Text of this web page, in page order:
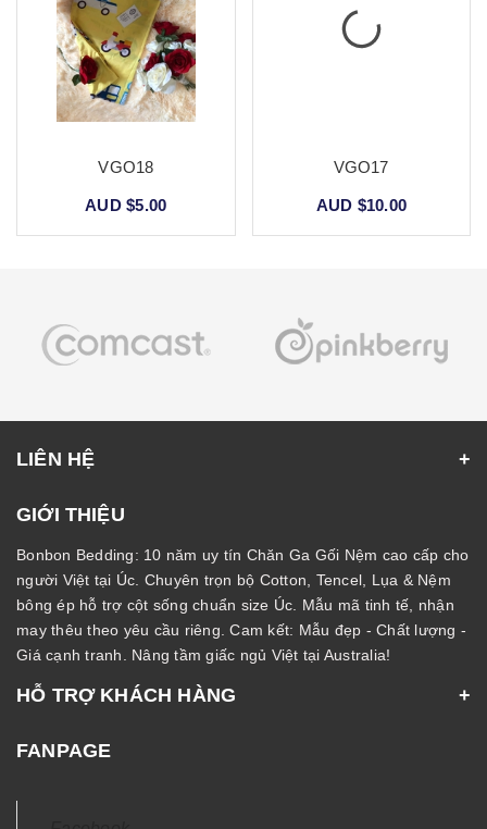
VGO18
AUD $5.00
VGO17
AUD $10.00
LIÊN HỆ
GIỚI THIỆU
Bonbon Bedding: 10 năm uy tín Chăn Ga Gối Nệm cao cấp cho
người Việt tại Úc. Chuyên trọn bộ Cotton, Tencel, Lụa & Nệm
bông ép hỗ trợ cột sống chuẩn size Úc. Mẫu mã tinh tế, nhận
may thêu theo yêu cầu riêng. Cam kết: Mẫu đẹp - Chất lượng -
Giá cạnh tranh. Nâng tầm giấc ngủ Việt tại Australia!
HỖ TRỢ KHÁCH HÀNG
FANPAGE